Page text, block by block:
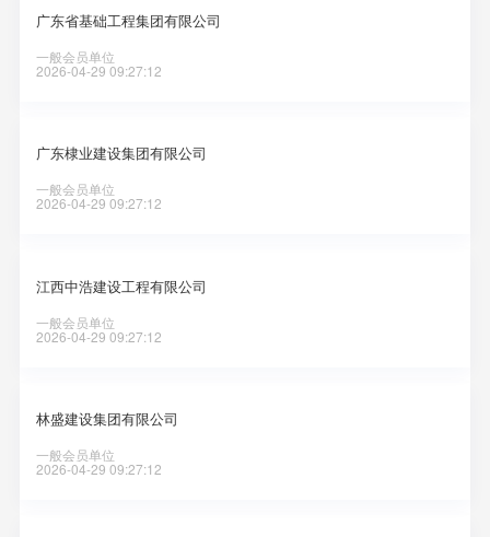
广东省基础工程集团有限公司
一般会员单位
2026-04-29 09:27:12
广东棣业建设集团有限公司
一般会员单位
2026-04-29 09:27:12
江西中浩建设工程有限公司
一般会员单位
2026-04-29 09:27:12
林盛建设集团有限公司
一般会员单位
2026-04-29 09:27:12